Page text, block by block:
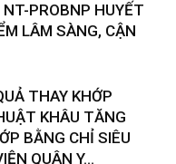
PROBNP HUYẾT
LÂM SÀNG, CẬN
THAY KHỚP
KHÂU TĂNG
BẰNG CHỈ SIÊU
QUÂN Y...